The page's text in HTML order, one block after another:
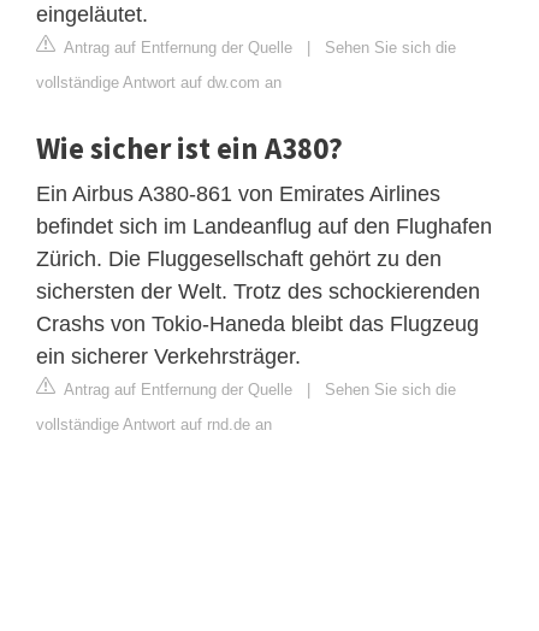
eingeläutet.
Antrag auf Entfernung der Quelle | Sehen Sie sich die
vollständige Antwort auf dw.com an
Wie sicher ist ein A380?
Ein Airbus A380-861 von Emirates Airlines
befindet sich im Landeanflug auf den Flughafen
Zürich. Die Fluggesellschaft gehört zu den
sichersten der Welt. Trotz des schockierenden
Crashs von Tokio-Haneda bleibt das Flugzeug
ein sicherer Verkehrsträger.
Antrag auf Entfernung der Quelle | Sehen Sie sich die
vollständige Antwort auf rnd.de an